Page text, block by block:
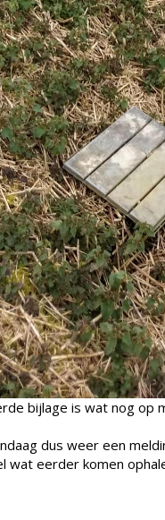
bijlage is wat nog op
dus weer een
wat eerder komen